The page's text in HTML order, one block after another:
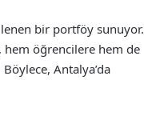
bir portföy sunuyor.
hem öğrencilere hem de
Antalya’da